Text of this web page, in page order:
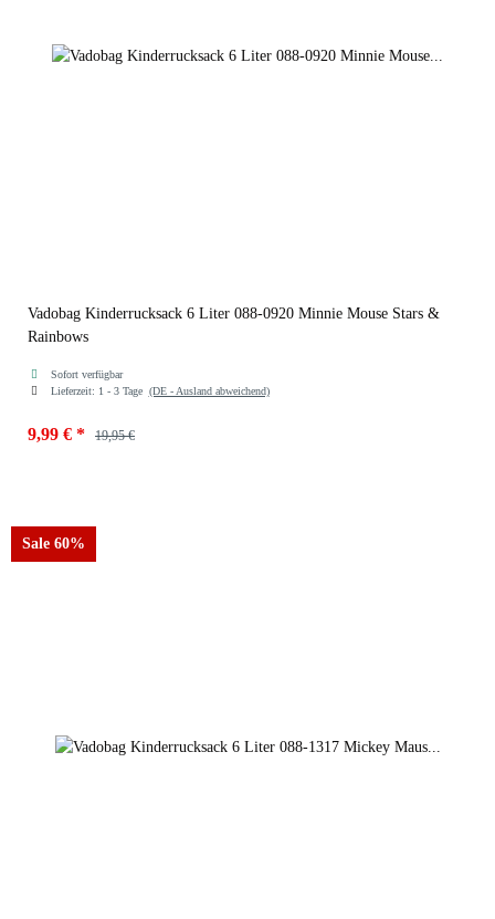
Vadobag Kinderrucksack 6 Liter 088-0920 Minnie Mouse Stars &
Rainbows
Sofort verfügbar
Lieferzeit: 1 - 3 Tage (DE - Ausland abweichend)
9,99 € * 19,95 €
Sale 60%